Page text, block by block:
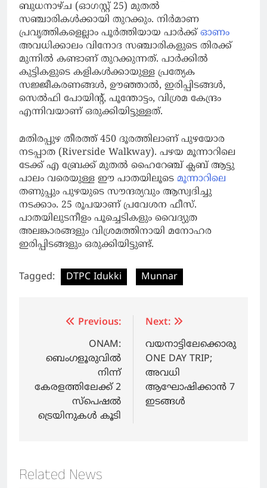
ബുധനാഴ്ച (ഓഗസ്റ്റ് 25) മുതൽ
സഞ്ചാരികൾക്കായി തുറക്കും. നിർമാണ
പ്രവൃത്തികളെല്ലാം പൂർത്തിയായ പാർക്ക് ഓണം
അവധിക്കാലം വിനോദ സഞ്ചാരികളുടെ തിരക്ക്
മുന്നിൽ കണ്ടാണ് തുറക്കുന്നത്. പാർക്കിൽ
കുട്ടികളുടെ കളികൾക്കായുള്ള പ്രത്യേക
സജ്ജീകരണങ്ങൾ, ഊഞ്ഞാൽ, ഇരിപ്പിടങ്ങൾ,
സെൽഫി പോയിന്റ്, പൂന്തോട്ടം, വിശ്രമ കേന്ദ്രം
എന്നിവയാണ് ഒരുക്കിയിട്ടുള്ളത്.
മതിരപ്പുഴ തീരത്ത് 450 ദൂരത്തിലാണ് പുഴയോര
നടപ്പാത (Riverside Walkway). പഴയ മൂന്നാറിലെ
ടേക്ക് എ ബ്രേക്ക് മുതൽ ഹൈറേഞ്ച് ക്ലബ് ആട്ടു
പാലം വരെയുള്ള ഈ പാതയിലൂടെ മൂന്നാറിലെ
തണുപ്പും പുഴയുടെ സൗന്ദര്യവും ആസ്വദിച്ചു
നടക്കാം. 25 രൂപയാണ് പ്രവേശന ഫീസ്.
പാതയിലുടനീളം പൂച്ചെടികളും വൈദ്യുത
അലങ്കാരങ്ങളും വിശ്രമത്തിനായി മനോഹര
ഇരിപ്പിടങ്ങളും ഒരുക്കിയിട്ടുണ്ട്.
Tagged: DTPC Idukki Munnar
Previous:
ONAM:
ബെംഗളൂരുവില്‍
നിന്ന്
കേരളത്തിലേക്ക് 2
സ്‌പെഷല്‍
ട്രെയിനുകള്‍ കൂടി
Next:
വയനാട്ടിലേക്കൊരു
ONE DAY TRIP;
അവധി
ആഘോഷിക്കാൻ 7
ഇടങ്ങൾ
Related News